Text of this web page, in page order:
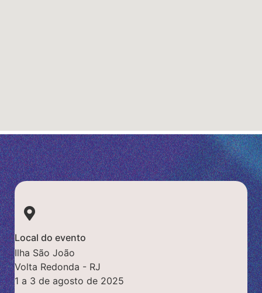
Local do evento
Ilha São João
Volta Redonda - RJ
1 a 3 de agosto de 2025